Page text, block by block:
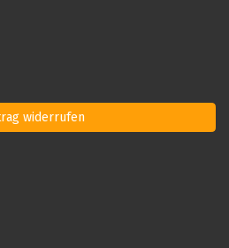
widerrufen